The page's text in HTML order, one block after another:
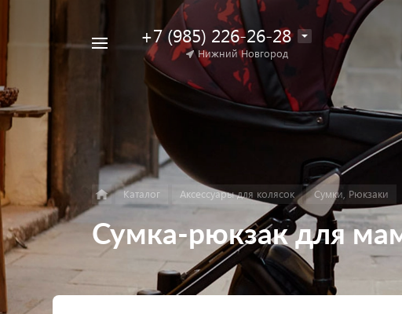
Например,
двойни
+7 (985) 226-26-28
Нижний Новгород
Каталог Аксессуары для колясок Сумки, Рюкзаки
Сумка-рюкзак для